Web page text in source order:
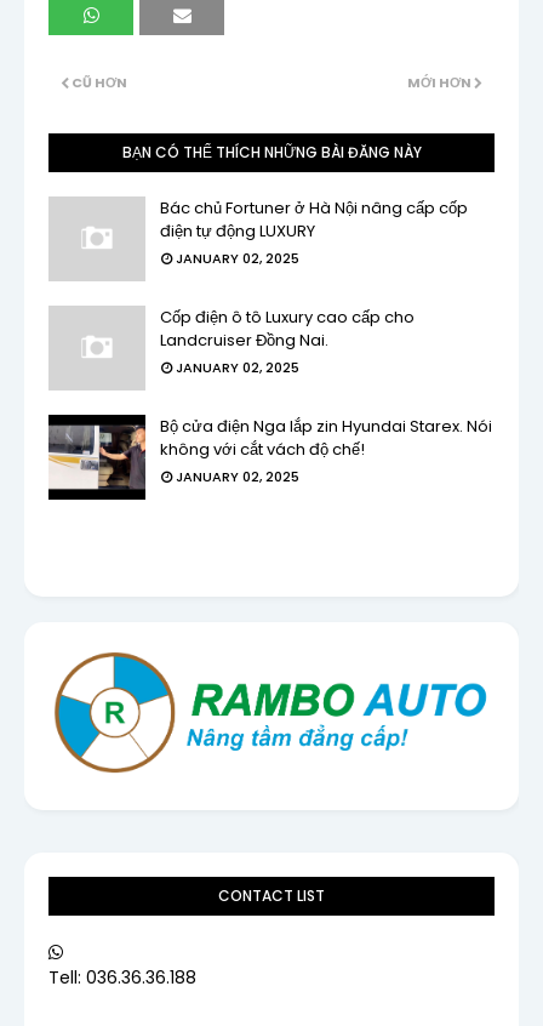
MỚI HƠN
CŨ HƠN
BẠN CÓ THỂ THÍCH NHỮNG BÀI ĐĂNG NÀY
Bác chủ Fortuner ở Hà Nội nâng cấp cốp
điện tự động LUXURY
JANUARY 02, 2025
Cốp điện ô tô Luxury cao cấp cho
Landcruiser Đồng Nai.
JANUARY 02, 2025
Bộ cửa điện Nga lắp zin Hyundai Starex. Nói
không với cắt vách độ chế!
JANUARY 02, 2025
CONTACT LIST
Tell: 036.36.36.188